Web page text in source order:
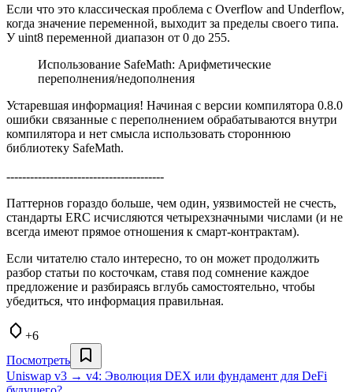
Если что это классическая проблема с Overflow and Underflow,
когда значение переменной, выходит за пределы своего типа.
У uint8 переменной диапазон от 0 до 255.
Использование SafeMath: Арифметические
переполнения/недополнения
Устаревшая информация! Начиная с версии компилятора 0.8.0
ошибки связанные с переполнением обрабатываются внутри
компилятора и нет смысла использовать стороннюю
библиотеку SafeMath.
----------------------------------------
Паттернов гораздо больше, чем один, уязвимостей не счесть,
стандарты ERC исчисляются четырехзначными числами (и не
всегда имеют прямое отношения к смарт-контрактам).
Если читателю стало интересно, то он может продолжить
разбор статьи по косточкам, ставя под сомнение каждое
предложение и разбираясь вглубь самостоятельно, чтобы
убедиться, что информация правильная.
+6
Посмотреть
Uniswap v3 → v4: Эволюция DEX или фундамент для DeFi